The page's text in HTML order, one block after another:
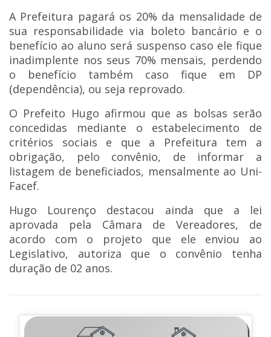
A Prefeitura pagará os 20% da mensalidade de
sua responsabilidade via boleto bancário e o
benefício ao aluno será suspenso caso ele fique
inadimplente nos seus 70% mensais, perdendo
o benefício também caso fique em DP
(dependência), ou seja reprovado.
O Prefeito Hugo afirmou que as bolsas serão
concedidas mediante o estabelecimento de
critérios sociais e que a Prefeitura tem a
obrigação, pelo convênio, de informar a
listagem de beneficiados, mensalmente ao Uni-
Facef.
Hugo Lourenço destacou ainda que a lei
aprovada pela Câmara de Vereadores, de
acordo com o projeto que ele enviou ao
Legislativo, autoriza que o convênio tenha
duração de 02 anos.